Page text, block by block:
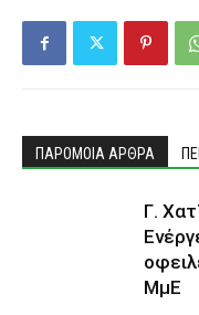
ΠΑΡΟΜΟΙΑ ΑΡΘΡΑ
Γ.
ΜμΕ